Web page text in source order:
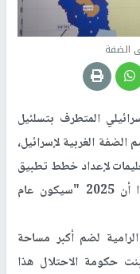
الضفة
المتطرف بتسلئيل
الغربية لإسرائيل،
لإعداد خطط تطبيق
السيادة على أراضي الضفة الغربية، مؤكدا أن 2025 "سيكون عام
لضم أكبر مساحة
حكومة الاحتلال هذا